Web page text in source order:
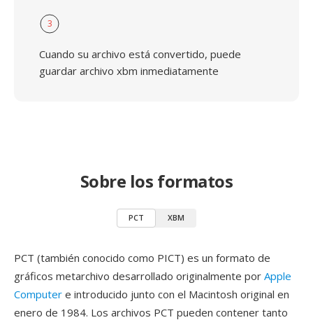
3
Cuando su archivo está convertido, puede
guardar archivo xbm inmediatamente
Sobre los formatos
PCT XBM
PCT (también conocido como PICT) es un formato de
gráficos metarchivo desarrollado originalmente por Apple
Computer e introducido junto con el Macintosh original en
enero de 1984. Los archivos PCT pueden contener tanto